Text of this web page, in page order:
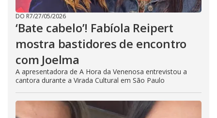
DO R7/27/05/2026
‘Bate cabelo’! Fabíola Reipert
mostra bastidores de encontro
com Joelma
A apresentadora de A Hora da Venenosa entrevistou a
cantora durante a Virada Cultural em São Paulo